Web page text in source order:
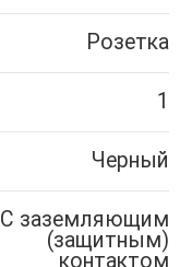
Розетка
1
Черный
С заземляющим
(защитным)
контактом